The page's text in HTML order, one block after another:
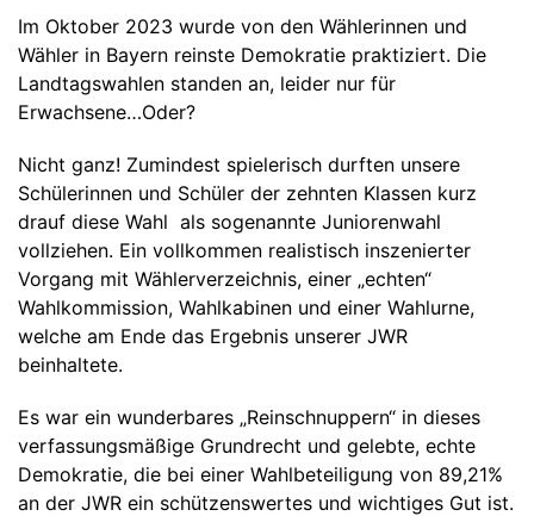
Schulverpflegung
Digitalisierung
Außerschulische Hilfsangebote
SMV und Verbindungslehrkräfte
Schließfächer
Eltern ABC
Zuschüsse und Spenden
Im Oktober 2023 wurde von den Wählerinnen und
Wähler in Bayern reinste Demokratie praktiziert. Die
Landtagswahlen standen an, leider nur für
Erwachsene…Oder?
Nicht ganz! Zumindest spielerisch durften unsere
Schülerinnen und Schüler der zehnten Klassen kurz
drauf diese Wahl als sogenannte Juniorenwahl
vollziehen. Ein vollkommen realistisch inszenierter
Vorgang mit Wählerverzeichnis, einer „echten“
Wahlkommission, Wahlkabinen und einer Wahlurne,
welche am Ende das Ergebnis unserer JWR
beinhaltete.
Es war ein wunderbares „Reinschnuppern“ in dieses
verfassungsmäßige Grundrecht und gelebte, echte
Demokratie, die bei einer Wahlbeteiligung von 89,21%
an der JWR ein schützenswertes und wichtiges Gut ist.